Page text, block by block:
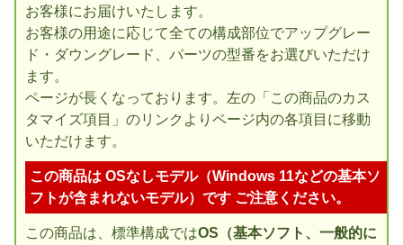
お客様にお届けいたします。
お客様の用途に応じて全ての構成部位でアップグレー
ド・ダウングレード、パーツの型番をお選びいただけ
ます。
ページが長くなっております。左の「この商品のカス
タマイズ項目」のリンクよりページ内の各項目に移動
いただけます。
この商品は OSなしモデル（Windows 11などの基本ソ
フトが含まれないモデル）です ご注意ください。
この商品は、標準構成ではOS（基本ソフト、一般的に